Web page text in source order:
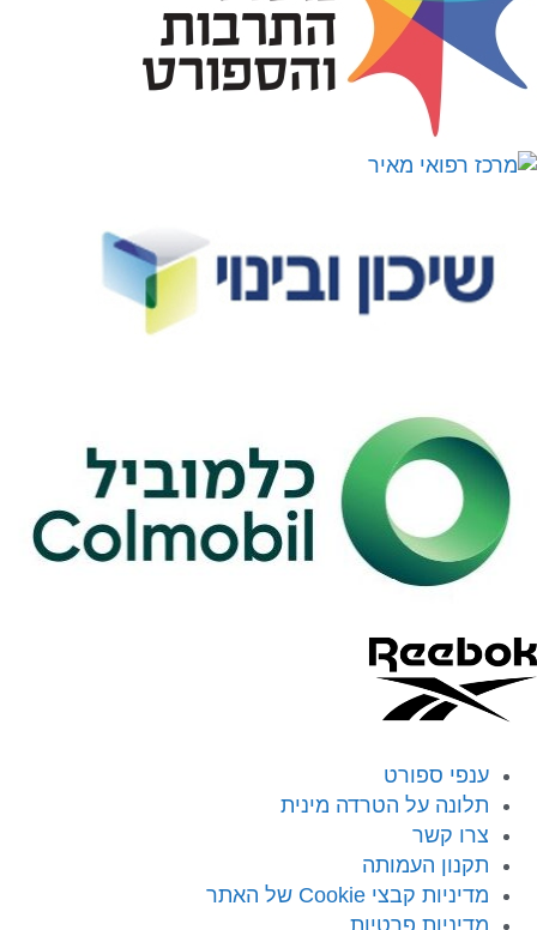
ענפי ספורט
תלונה על הטרדה מינית
צרו קשר
תקנון העמותה
מדיניות קבצי Cookie של האתר
מדיניות פרטיות